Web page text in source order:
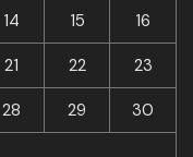
14 15 16
21 22 23
28 29 30